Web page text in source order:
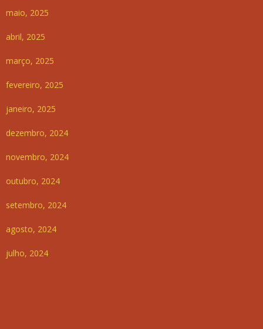
maio, 2025
abril, 2025
março, 2025
fevereiro, 2025
janeiro, 2025
dezembro, 2024
novembro, 2024
outubro, 2024
setembro, 2024
agosto, 2024
julho, 2024